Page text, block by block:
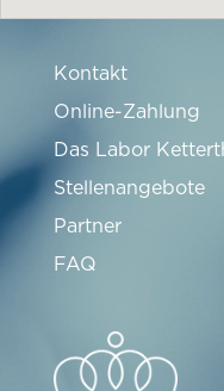
Kontakt
Online-Zahlung
Das Labor
Stellenangebote
Partner
FAQ